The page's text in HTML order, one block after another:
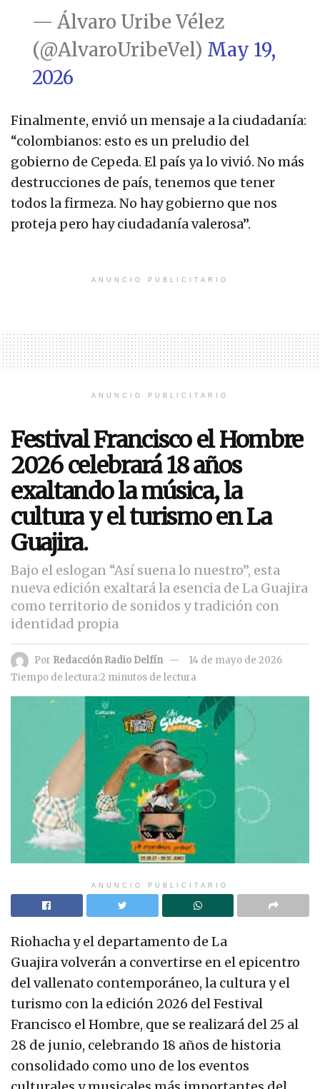
— Álvaro Uribe Vélez
(@AlvaroUribeVel) May 19,
2026
Finalmente, envió un mensaje a la ciudadanía:
“colombianos: esto es un preludio del
gobierno de Cepeda. El país ya lo vivió. No más
destrucciones de país, tenemos que tener
todos la firmeza. No hay gobierno que nos
proteja pero hay ciudadanía valerosa”.
ANUNCIO PUBLICITARIO
ANUNCIO PUBLICITARIO
Festival Francisco el Hombre
2026 celebrará 18 años
exaltando la música, la
cultura y el turismo en La
Guajira.
Bajo el eslogan “Así suena lo nuestro”, esta
nueva edición exaltará la esencia de La Guajira
como territorio de sonidos y tradición con
identidad propia
Por Redacción Radio Delfín
14 de mayo de 2026
Tiempo de lectura:2 minutos de lectura
ANUNCIO PUBLICITARIO
Riohacha y el departamento de La
Guajira volverán a convertirse en el epicentro
del vallenato contemporáneo, la cultura y el
turismo con la edición 2026 del Festival
Francisco el Hombre, que se realizará del 25 al
28 de junio, celebrando 18 años de historia
consolidado como uno de los eventos